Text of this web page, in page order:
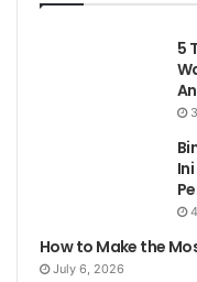
5
How to Make the
July 6, 2026